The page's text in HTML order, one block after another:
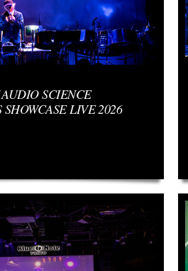
SCIENCE
LIVE 2026